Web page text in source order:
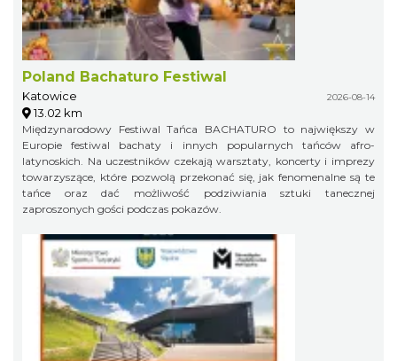
Poland Bachaturo Festiwal
Katowice 2026-08-14
13.02 km
Międzynarodowy Festiwal Tańca BACHATURO to największy w
Europie festiwal bachaty i innych popularnych tańców afro-
latynoskich. Na uczestników czekają warsztaty, koncerty i imprezy
towarzyszące, które pozwolą przekonać się, jak fenomenalne są te
tańce oraz dać możliwość podziwiania sztuki tanecznej
zaproszonych gości podczas pokazów.